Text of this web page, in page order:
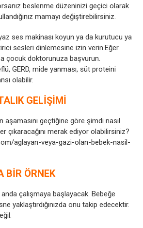
beslenme düzeninizi geçici olarak
mamayı değiştirebilirsiniz.
ses makinası koyun ya da kurutucu ya
sesleri dinlemesine izin verin.Eğer
çocuk doktorunuza başvurun.
GERD, mide yanması, süt proteini
olabilir.
GELİŞİMİ
aşamasını geçtiğine göre şimdi nasıl
çıkaracağını merak ediyor olabilirsiniz?
aglayan-veya-gazi-olan-bebek-nasil-
BİR ÖRNEK
çalışmaya başlayacak. Bebeğe
yaklaştırdığınızda onu takip edecektir.